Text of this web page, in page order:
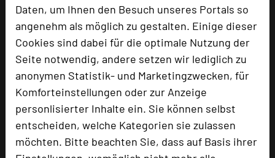
Daten, um Ihnen den Besuch unseres Portals so
angenehm als möglich zu gestalten. Einige dieser
Cookies sind dabei für die optimale Nutzung der
Seite notwendig, andere setzen wir lediglich zu
anonymen Statistik- und Marketingzwecken, für
Komforteinstellungen oder zur Anzeige
personlisierter Inhalte ein. Sie können selbst
entscheiden, welche Kategorien sie zulassen
möchten. Bitte beachten Sie, dass auf Basis ihrer
Besonders geeignet für
Konferenz, Kreativprozesse
1185 Seiten dieses Hotels wurden in den vergangenen